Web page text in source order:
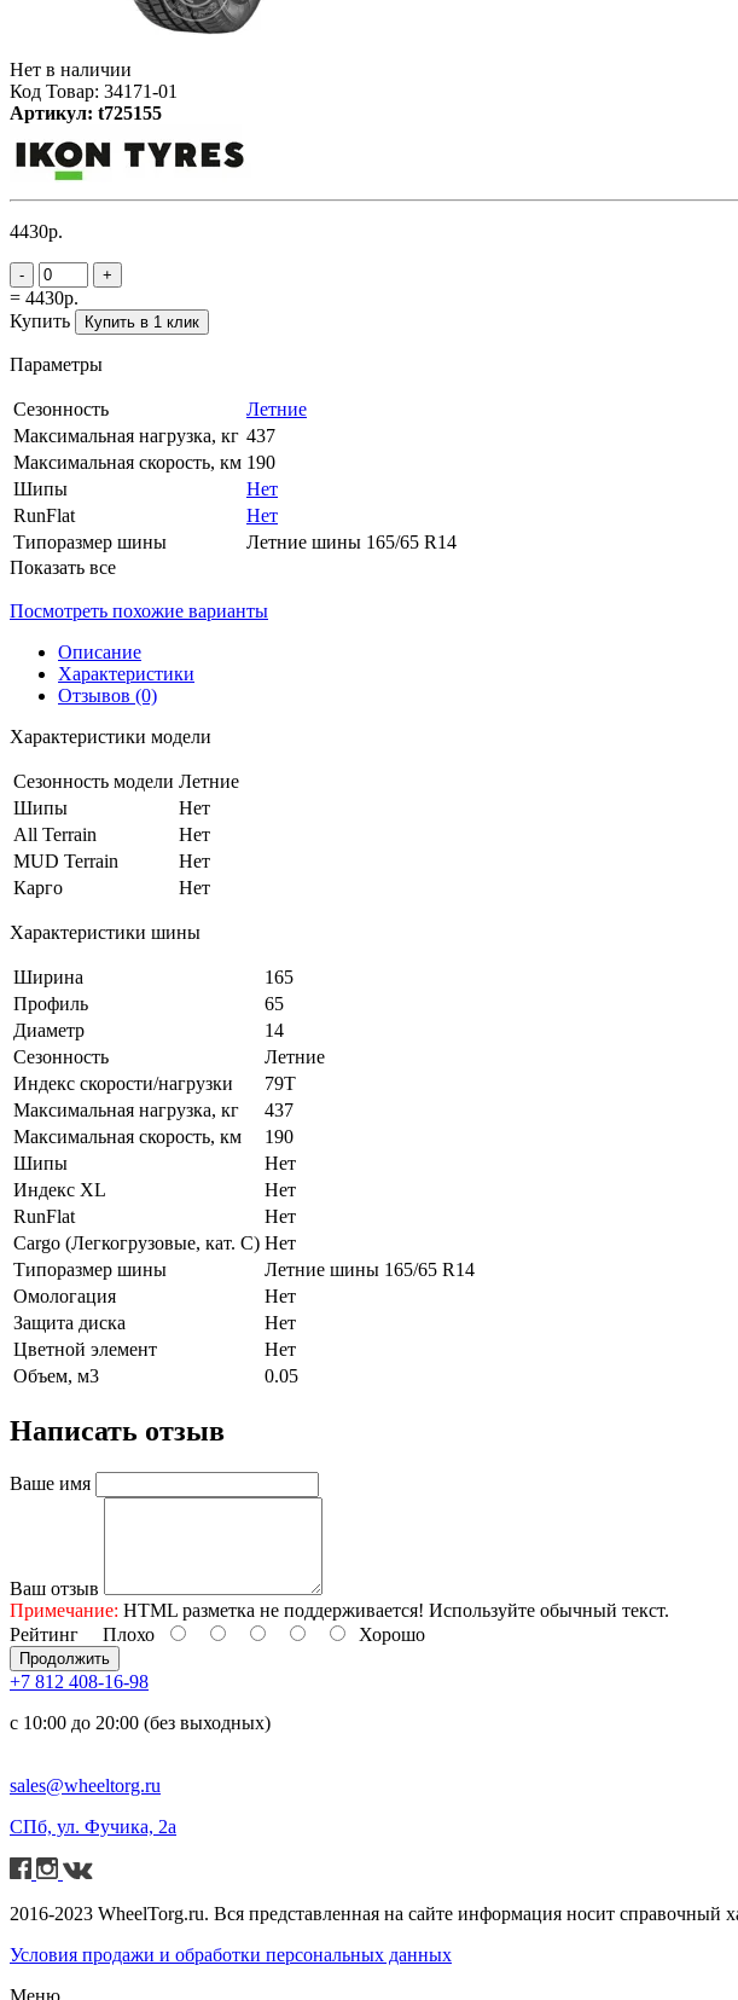
Нет в наличии
Код Товар: 34171-01
Артикул: t725155
4430р.
- +
= 4430р.
Купить
Купить в 1 клик
Параметры
Сезонность
Летние
Максимальная нагрузка, кг 437
Максимальная скорость, км 190
Шипы
Нет
RunFlat
Нет
Типоразмер шины
Летние шины 165/65 R14
Показать все
Посмотреть похожие варианты
Описание
Характеристики
Отзывов (0)
Характеристики модели
Сезонность модели Летние
Шипы
Нет
All Terrain
Нет
MUD Terrain
Нет
Карго
Нет
Характеристики шины
Ширина
165
Профиль
65
Диаметр
14
Сезонность
Летние
Индекс скорости/нагрузки
79T
Максимальная нагрузка, кг
437
Максимальная скорость, км
190
Шипы
Нет
Индекс XL
Нет
RunFlat
Нет
Cargo (Легкогрузовые, кат. С) Нет
Типоразмер шины
Летние шины 165/65 R14
Омологация
Нет
Защита диска
Нет
Цветной элемент
Нет
Объем, м3
0.05
Написать отзыв
Ваше имя
Ваш отзыв
Примечание: HTML разметка не поддерживается! Используйте обычный текст.
Рейтинг Плохо Хорошо
Продолжить
+7 812 408-16-98
с 10:00 до 20:00 (без выходных)
sales@wheeltorg.ru
СПб, ул. Фучика, 2а
2016-2023 WheelTorg.ru. Вся представленная на сайте информация носит справочный
Условия продажи и обработки персональных данных
Меню